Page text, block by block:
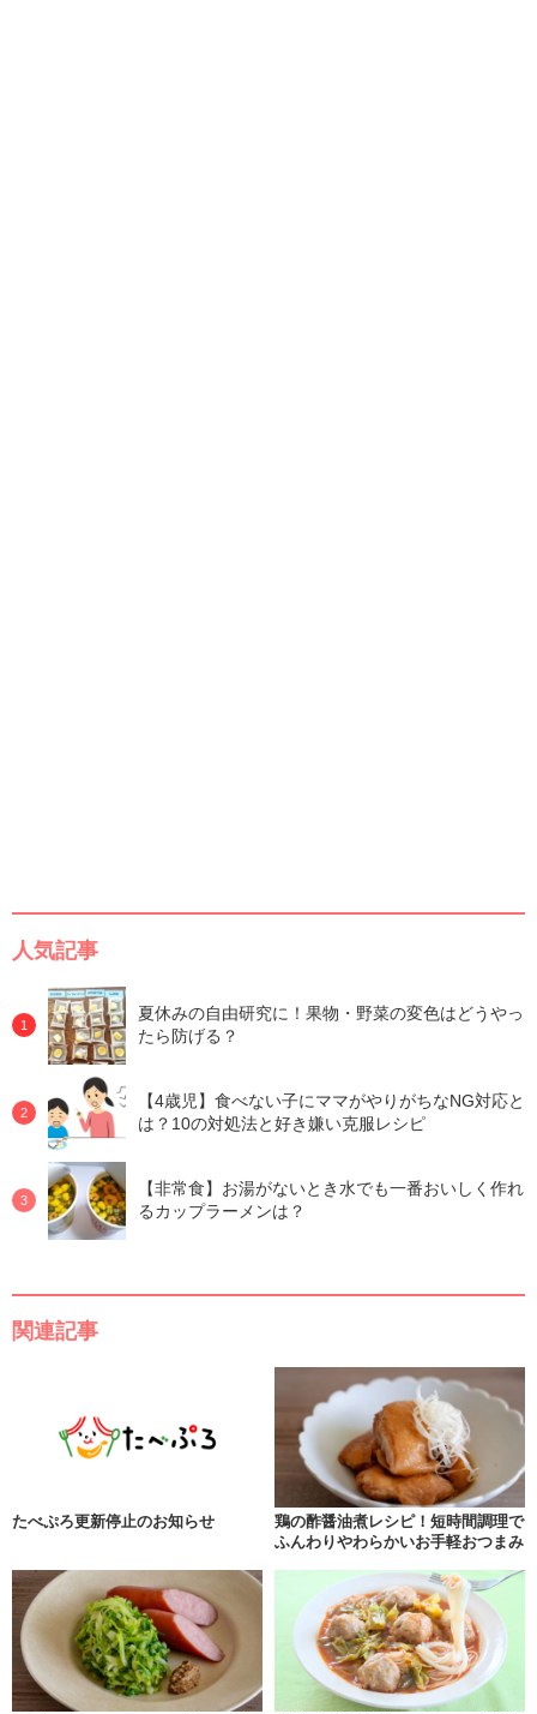
人気記事
夏休みの自由研究に！果物・野菜の変色はどうやっ
たら防げる？
【4歳児】食べない子にママがやりがちなNG対応と
は？10の対処法と好き嫌い克服レシピ
【非常食】お湯がないとき水でも一番おいしく作れ
るカップラーメンは？
関連記事
たべぷろ更新停止のお知らせ
鶏の酢醤油煮レシピ！短時間調理で
ふんわりやわらかいお手軽おつまみ